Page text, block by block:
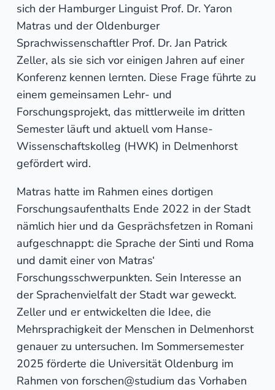
sich der Hamburger Linguist Prof. Dr. Yaron
Matras und der Oldenburger
Sprachwissenschaftler Prof. Dr. Jan Patrick
Zeller, als sie sich vor einigen Jahren auf einer
Konferenz kennen lernten. Diese Frage führte zu
einem gemeinsamen Lehr- und
Forschungsprojekt, das mittlerweile im dritten
Semester läuft und aktuell vom Hanse-
Wissenschaftskolleg (HWK) in Delmenhorst
gefördert wird.
Matras hatte im Rahmen eines dortigen
Forschungsaufenthalts Ende 2022 in der Stadt
nämlich hier und da Gesprächsfetzen in Romani
aufgeschnappt: die Sprache der Sinti und Roma
und damit einer von Matras‘
Forschungsschwerpunkten. Sein Interesse an
der Sprachenvielfalt der Stadt war geweckt.
Zeller und er entwickelten die Idee, die
Mehrsprachigkeit der Menschen in Delmenhorst
genauer zu untersuchen. Im Sommersemester
2025 förderte die Universität Oldenburg im
Rahmen von forschen@studium das Vorhaben